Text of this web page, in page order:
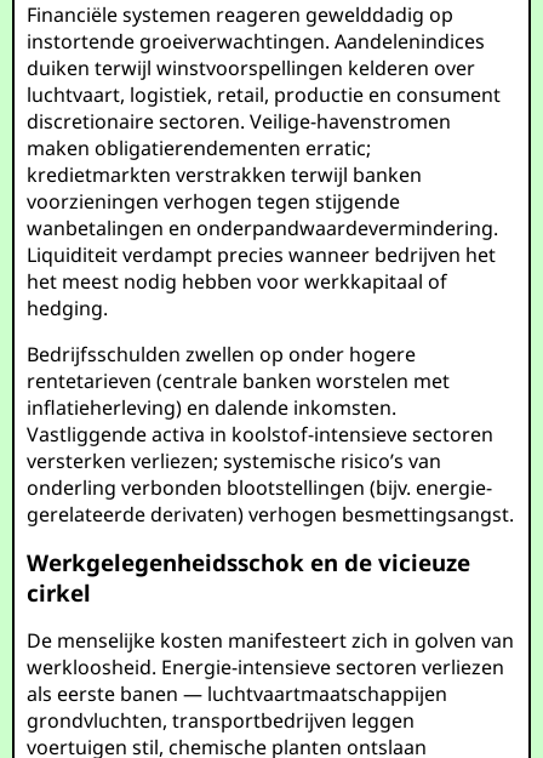
Financiële systemen reageren gewelddadig op
instortende groeiverwachtingen. Aandelenindices
duiken terwijl winstvoorspellingen kelderen over
luchtvaart, logistiek, retail, productie en consument
discretionaire sectoren. Veilige-havenstromen
maken obligatierendementen erratic;
kredietmarkten verstrakken terwijl banken
voorzieningen verhogen tegen stijgende
wanbetalingen en onderpandwaardevermindering.
Liquiditeit verdampt precies wanneer bedrijven het
het meest nodig hebben voor werkkapitaal of
hedging.
Bedrijfsschulden zwellen op onder hogere
rentetarieven (centrale banken worstelen met
inflatieherleving) en dalende inkomsten.
Vastliggende activa in koolstof-intensieve sectoren
versterken verliezen; systemische risico’s van
onderling verbonden blootstellingen (bijv. energie-
gerelateerde derivaten) verhogen besmettingsangst.
Werkgelegenheidsschok en de vicieuze
cirkel
De menselijke kosten manifesteert zich in golven van
werkloosheid. Energie-intensieve sectoren verliezen
als eerste banen — luchtvaartmaatschappijen
grondvluchten, transportbedrijven leggen
voertuigen stil, chemische planten ontslaan